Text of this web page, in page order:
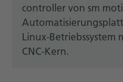
controller von sm
Linux-Betriebssystem
CNC-Kern.